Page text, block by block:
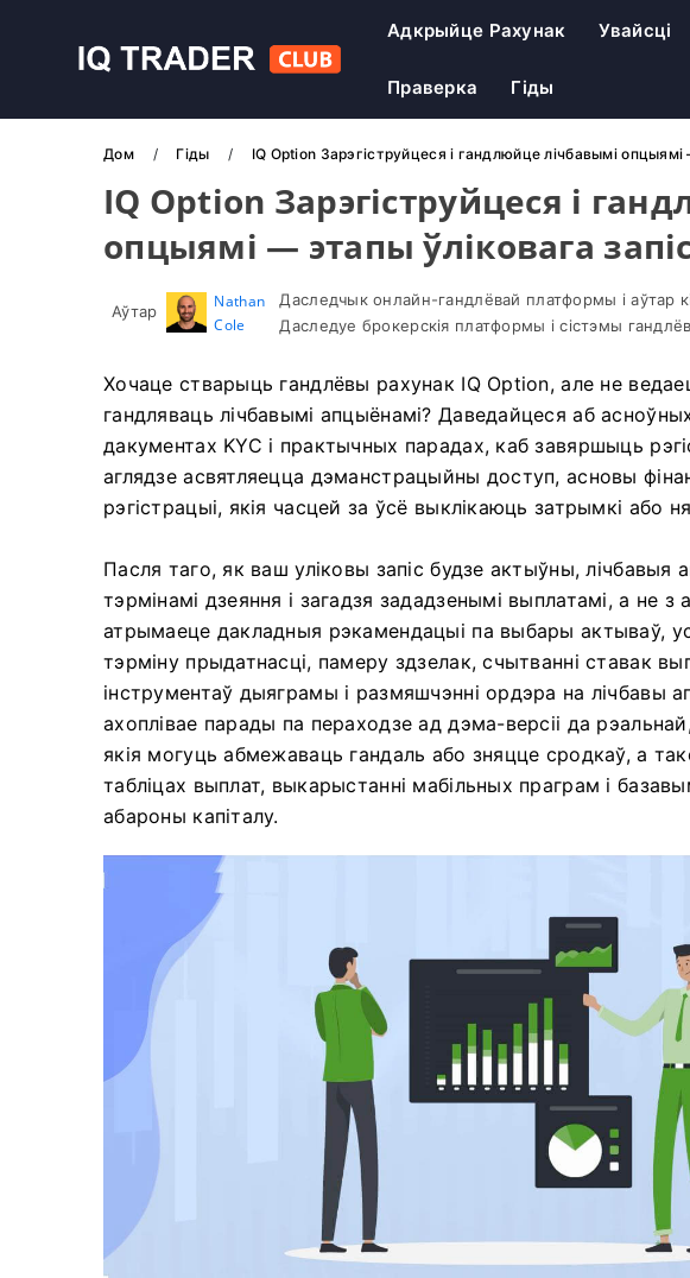
Адкрыйце Рахунак Увайсці
Праверка Гіды
Дом Гіды IQ Option Зарэгіструйцеся і гандлюйце лічбавымі опцыямі
IQ Option Зарэгіструйцеся і
опцыямі — этапы ўліковага
Аўтар
Nathan
Cole
Даследчык онлайн-гандлёвай платформы і аўтар
Даследуе брокерскія платформы і сістэмы
Хочаце стварыць гандлёвы рахунак IQ Option, але не
гандляваць лічбавымі апцыёнамі? Даведайцеся аб
дакументах KYC і практычных парадах, каб завяршыць
аглядзе асвятляецца дэманстрацыйны доступ, асновы
рэгістрацыі, якія часцей за ўсё выклікаюць затрымкі або
Пасля таго, як ваш уліковы запіс будзе актыўны,
тэрмінамі дзеяння і загадзя зададзенымі выплатамі, а не
атрымаеце дакладныя рэкамендацыі па выбары актываў,
тэрміну прыдатнасці, памеру здзелак, счытванні ставак
інструментаў дыяграмы і размяшчэнні ордэра на лічбавы
ахоплівае парады па пераходзе ад дэма-версіі да
якія могуць абмежаваць гандаль або зняцце сродкаў, а
табліцах выплат, выкарыстанні мабільных праграм і
абароны капіталу.